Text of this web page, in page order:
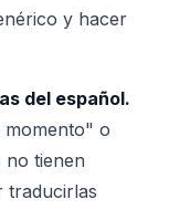
y hacer
del español.
momento" o
no tienen
traducirlas